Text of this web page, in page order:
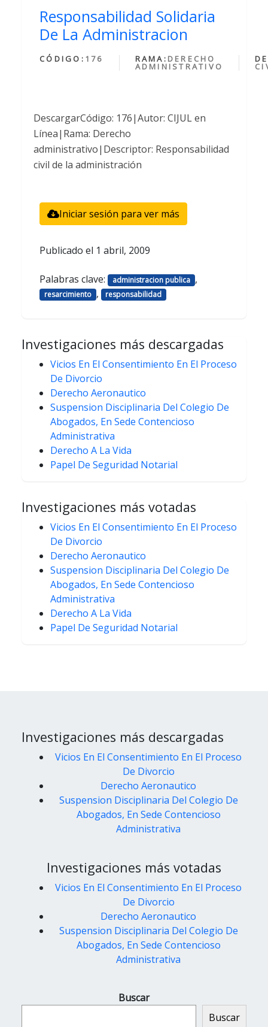
Responsabilidad Solidaria
De La Administracion
CÓDIGO: 176 RAMA: DERECHO
ADMINISTRATIVO
DescargarCódigo: 176|Autor: CIJUL en
Línea|Rama: Derecho
administrativo|Descriptor: Responsabilidad
civil de la administración
Iniciar sesión para ver más
Publicado el 1 abril, 2009
Palabras clave: administracion publica ,
resarcimiento , responsabilidad
Investigaciones más descargadas
Vicios En El Consentimiento En El Proceso
De Divorcio
Derecho Aeronautico
Suspension Disciplinaria Del Colegio De
Abogados, En Sede Contencioso
Administrativa
Derecho A La Vida
Papel De Seguridad Notarial
Investigaciones más votadas
Vicios En El Consentimiento En El Proceso
De Divorcio
Derecho Aeronautico
Suspension Disciplinaria Del Colegio De
Abogados, En Sede Contencioso
Administrativa
Derecho A La Vida
Papel De Seguridad Notarial
Investigaciones más descargadas
Vicios En El Consentimiento En El Proceso
De Divorcio
Derecho Aeronautico
Suspension Disciplinaria Del Colegio De
Abogados, En Sede Contencioso
Administrativa
Investigaciones más votadas
Vicios En El Consentimiento En El Proceso
De Divorcio
Derecho Aeronautico
Suspension Disciplinaria Del Colegio De
Abogados, En Sede Contencioso
Administrativa
Buscar
Buscar